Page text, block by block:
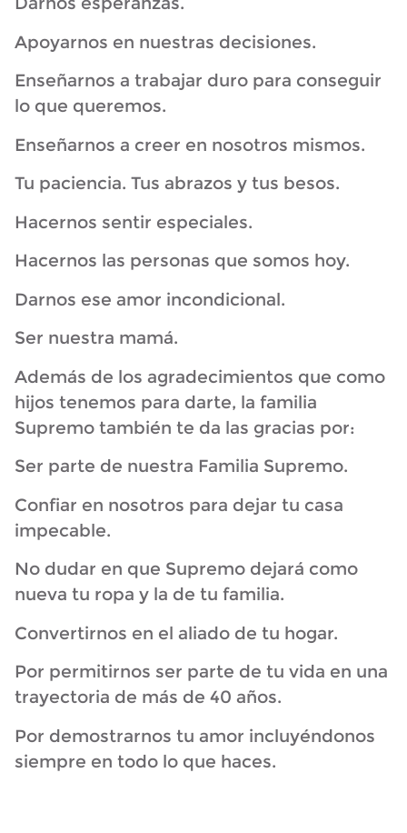
Apoyarnos en nuestras decisiones.
Enseñarnos a trabajar duro para conseguir
lo que queremos.
Enseñarnos a creer en nosotros mismos.
Tu paciencia. Tus abrazos y tus besos.
Hacernos sentir especiales.
Hacernos las personas que somos hoy.
Darnos ese amor incondicional.
Ser nuestra mamá.
Además de los agradecimientos que como
hijos tenemos para darte, la familia
Supremo también te da las gracias por:
Ser parte de nuestra Familia Supremo.
Confiar en nosotros para dejar tu casa
impecable.
No dudar en que Supremo dejará como
nueva tu ropa y la de tu familia.
Convertirnos en el aliado de tu hogar.
Por permitirnos ser parte de tu vida en una
trayectoria de más de 40 años.
Por demostrarnos tu amor incluyéndonos
siempre en todo lo que haces.